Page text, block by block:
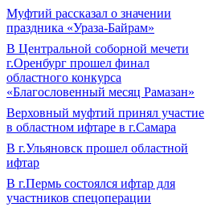
Муфтий рассказал о значении
праздника «Ураза-Байрам»
В Центральной соборной мечети
г.Оренбург прошел финал
областного конкурса
«Благословенный месяц Рамазан»
Верховный муфтий принял участие
в областном ифтаре в г.Самара
В г.Ульяновск прошел областной
ифтар
В г.Пермь состоялся ифтар для
участников спецоперации